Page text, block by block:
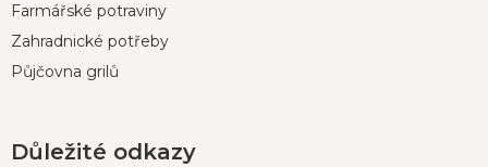
Farmářské potraviny
Zahradnické potřeby
Půjčovna grilů
Důležité odkazy